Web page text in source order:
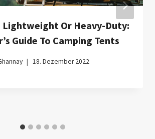
Or Heavy-Duty:
Guide To Camping Tents
18. Dezember 2022